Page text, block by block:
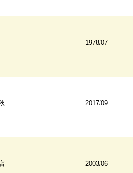
1978/07
2017/09
2003/06